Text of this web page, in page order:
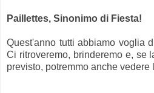
Paillettes, Sinonimo di Fiesta!
Quest'anno tutti abbiamo voglia
Ci ritroveremo, brinderemo e, se
previsto, potremmo anche vedere